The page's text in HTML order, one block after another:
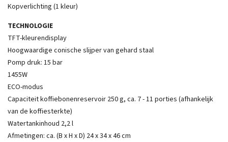
Kopverlichting (1 kleur)
TECHNOLOGIE
TFT-kleurendisplay
Hoogwaardige conische slijper van gehard staal
Pomp druk: 15 bar
1455W
ECO-modus
Capaciteit koffiebonenreservoir 250 g, ca. 7 - 11 porties (afhankelijk
van de koffiesterkte)
Watertankinhoud 2,2 l
Afmetingen: ca. (B x H x D) 24 x 34 x 46 cm